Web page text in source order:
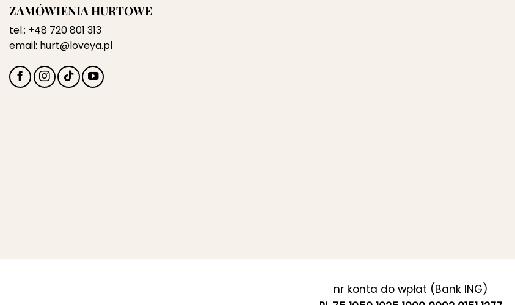
ZAMÓWIENIA HURTOWE
tel.: +48 720 801 313
email: hurt@loveya.pl
nr konta do wpłat (Bank ING)